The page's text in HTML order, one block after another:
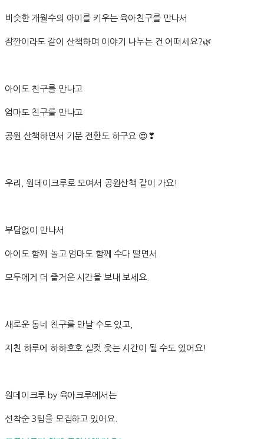
비슷한 개월수의 아이를 키우는 육아친구를 만나서
잠깐이라도 같이 산책하며 이야기 나누는 건 어떠세요?🌿
아이도 친구를 만나고
엄마도 친구를 만나고
공원 산책하면서 기분 전환도 하구요 😍❣
우리, 원데이크루로 모여서 공원산책 같이 가요!
부담없이 만나서
아이도 함께 놀고 엄마도 함께 수다 떨면서
모두에게 더 즐거운 시간을 보내 보세요.
새로운 동네 친구를 만날 수도 있고,
지친 하루에 하하호호 실컷 웃는 시간이 될 수도 있어요!
원데이크루 by 육아크루에서는
선착순 3팀을 모집하고 있어요.